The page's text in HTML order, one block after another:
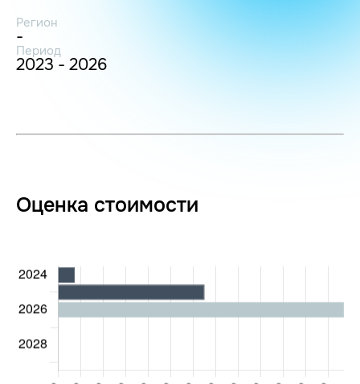
Регион
-
Период
2023 - 2026
Оценка стоимости